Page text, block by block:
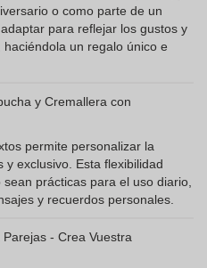
o como parte de un
para reflejar los gustos y
un regalo único e
y Cremallera con
permite personalizar la
y exclusivo. Esta flexibilidad
prácticas para el uso diario,
y recuerdos personales.
- Crea Vuestra